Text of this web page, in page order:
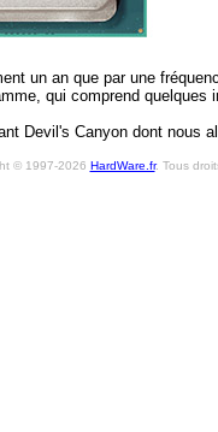
un an que par une
qui comprend quelques
Devil's Canyon dont nous
© 1997-2026 HardWare.fr. Tous